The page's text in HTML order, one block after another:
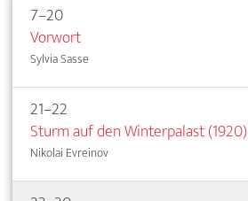
7–20
Vorwort
Sylvia Sasse
21–22
Sturm auf den Winterpalast (1920)
Nikolai Evreinov